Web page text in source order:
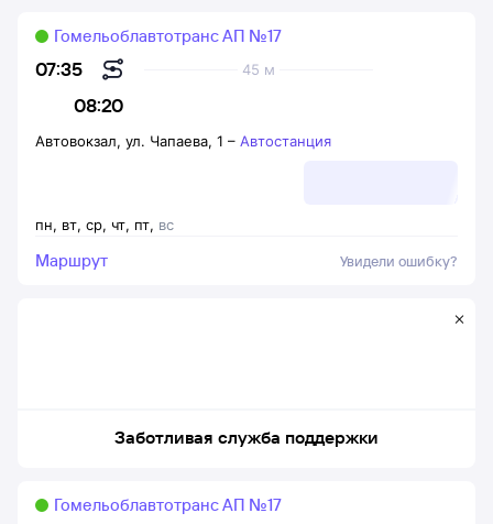
07:35
08:20
45 м
Гомельоблавтотранс АП №17
пн, вт, ср, чт, пт, вс
Автовокзал, ул. Чапаева, 1 – Автостанция
Маршрут Увидели ошибку?
Заботливая служба поддержки
Гомельоблавтотранс АП №17